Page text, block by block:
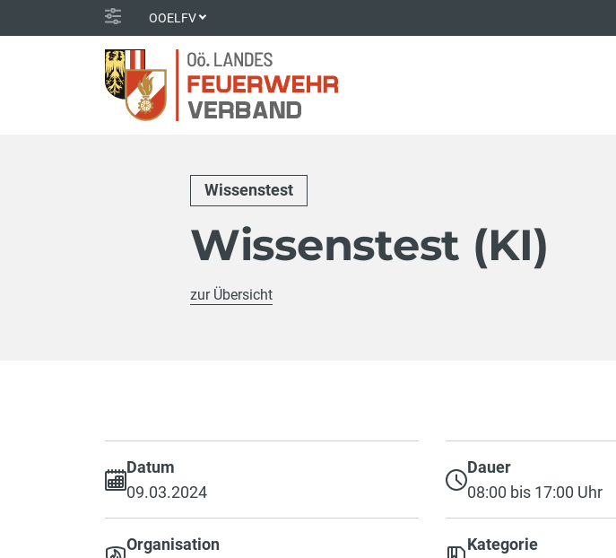
OOELFV
Wissenstest
Wissenstest (KI)
zur Übersicht
Datum
09.03.2024
Dauer
08:00 bis 17:00 Uhr
Organisation
Kategorie